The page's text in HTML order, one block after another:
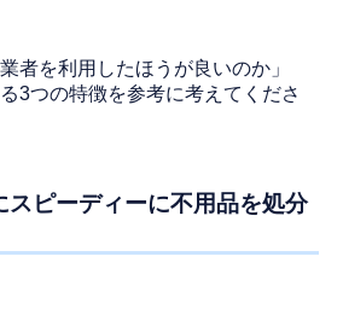
者を利用したほうが良いのか」
3つの特徴を参考に考えてくださ
ピーディーに不用品を処分